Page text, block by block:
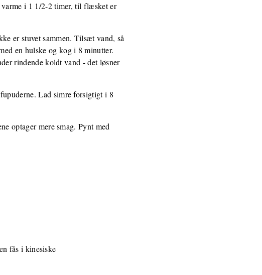
i 1 1/2-2 timer, til flæsket er
er stuvet sammen. Tilsæt vand, så
en hulske og kog i 8 minutter.
rindende koldt vand - det løsner
Lad simre forsigtigt i 8
optager mere smag. Pynt med
fås i kinesiske